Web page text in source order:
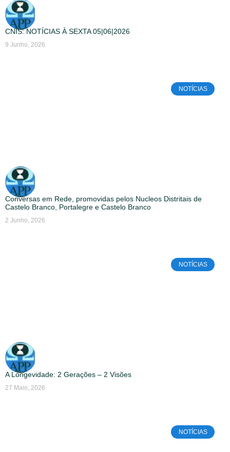
CNIS: NOTÍCIAS À SEXTA 05|06|2026
9 Junho, 2026
NOTÍCIAS
Conversas em Rede, promovidas pelos Nucleos Distritais de
Castelo Branco, Portalegre e Castelo Branco
2 Junho, 2026
NOTÍCIAS
A Longevidade: 2 Gerações – 2 Visões
27 Maio, 2026
NOTÍCIAS